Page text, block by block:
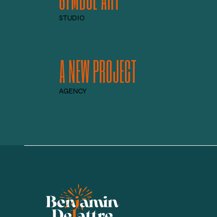
STUDIO
A NEW PROJECT
AGENCY